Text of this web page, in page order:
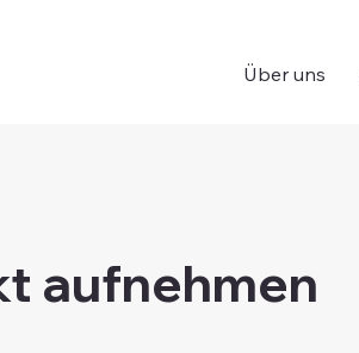
Über uns
aufnehmen